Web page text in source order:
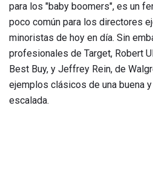
para los "baby boomers", es un
poco común para los directores
minoristas de hoy en día. Sin
profesionales de Target, Robert
Best Buy, y Jeffrey Rein, de
ejemplos clásicos de una buena
escalada.